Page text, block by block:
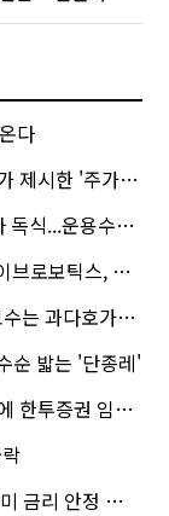
다
가 누르기' 방지법
미래에셋의 6배
스, 수요예측
다호가부담금?
순 밟는 '단종레'
증권 임원 승진
후 추가 회복"